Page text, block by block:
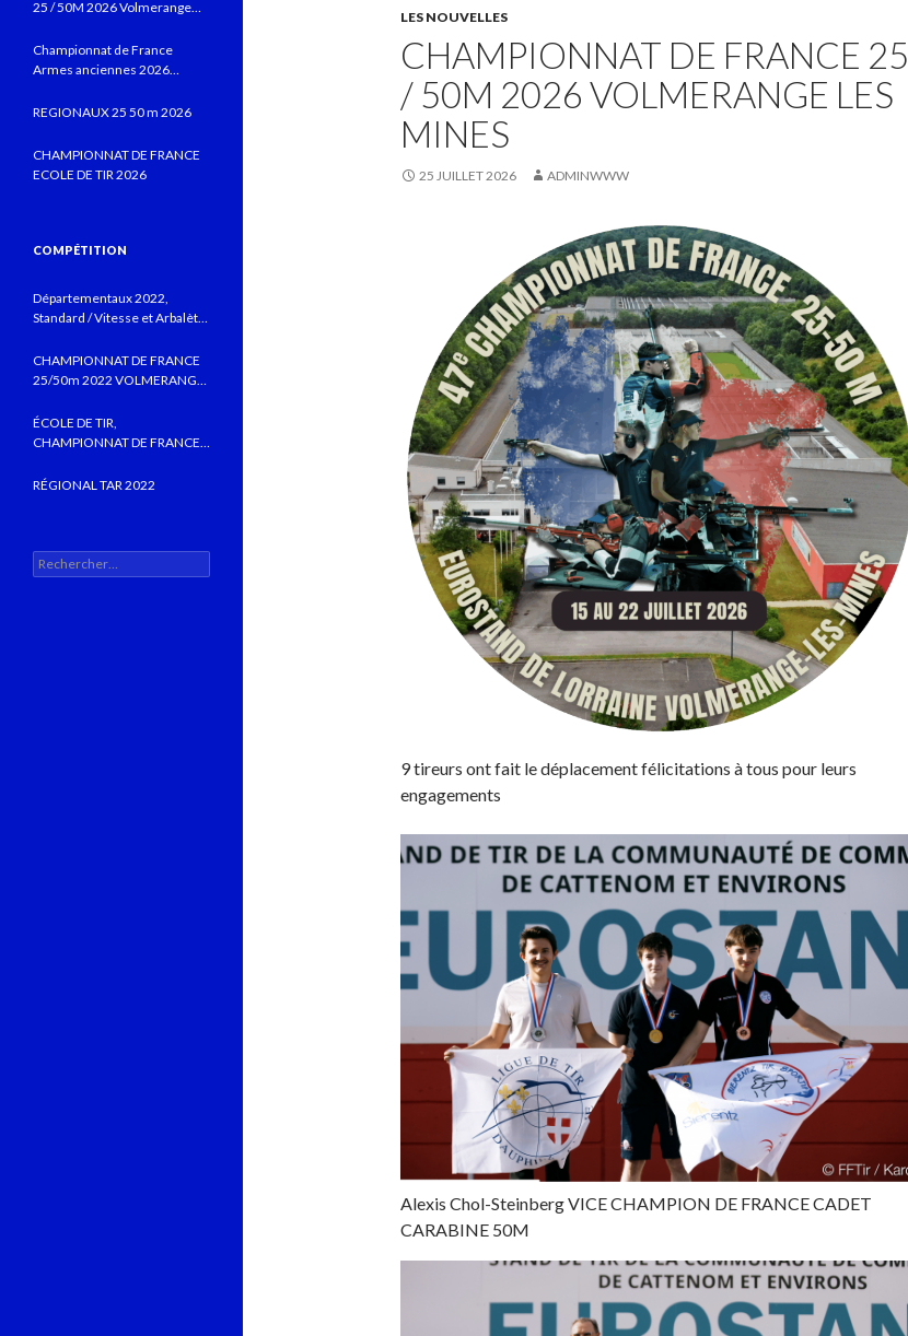
LES NOUVELLES
CHAMPIONNAT DE FRANCE 25
/ 50M 2026 VOLMERANGE LES
MINES
25 JUILLET 2026 ADMINWWW
9 tireurs ont fait le déplacement félicitations à tous pour leurs
engagements
Alexis Chol-Steinberg VICE CHAMPION DE FRANCE CADET
CARABINE 50M
25 / 50M 2026 Volmerange
Championnat de France
Armes anciennes 2026
REGIONAUX 25 50 m 2026
CHAMPIONNAT DE FRANCE
ECOLE DE TIR 2026
COMPÉTITION
Départementaux 2022,
Standard / Vitesse et Arbalète
TSB
CHAMPIONNAT DE FRANCE
25/50m 2022 VOLMERANGE
ÉCOLE DE TIR,
CHAMPIONNAT DE FRANCE
BELLES PERFORMANCES
RÉGIONAL TAR 2022
Rechercher :